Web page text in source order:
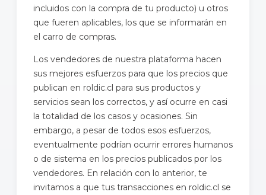
incluidos con la compra de tu producto) u otros
que fueren aplicables, los que se informarán en
el carro de compras.
Los vendedores de nuestra plataforma hacen
sus mejores esfuerzos para que los precios que
publican en roldic.cl para sus productos y
servicios sean los correctos, y así ocurre en casi
la totalidad de los casos y ocasiones. Sin
embargo, a pesar de todos esos esfuerzos,
eventualmente podrían ocurrir errores humanos
o de sistema en los precios publicados por los
vendedores. En relación con lo anterior, te
invitamos a que tus transacciones en roldic.cl se